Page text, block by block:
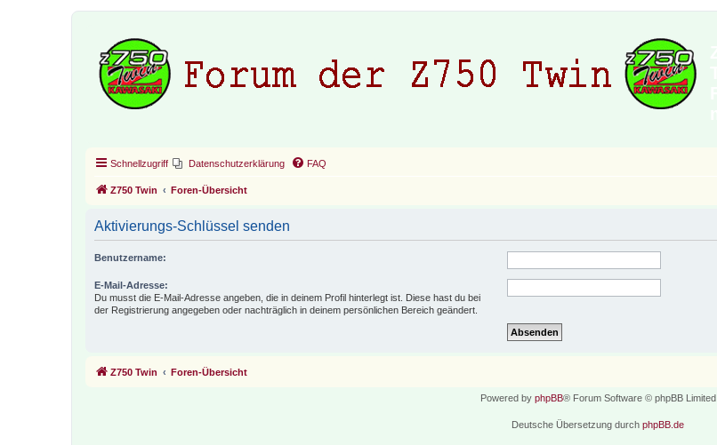
Schnellzugriff Datenschutzerklärung FAQ
Z750 Twin Foren-Übersicht
Aktivierungs-Schlüssel senden
Benutzername:
E-Mail-Adresse:
Du musst die E-Mail-Adresse angeben, die in deinem Profil hinterlegt ist. Diese hast du bei
der Registrierung angegeben oder nachträglich in deinem persönlichen Bereich geändert.
Z750 Twin Foren-Übersicht
Powered by phpBB® Forum Software © phpBB Limited
Deutsche Übersetzung durch phpBB.de